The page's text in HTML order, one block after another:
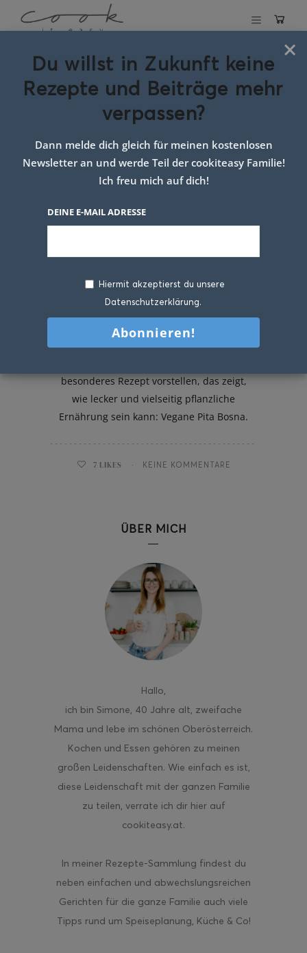
Schlagwort:
Rezept Pita
Vegane Pita Bosna
besonderes Rezept vorstellen, das zeigt,
wie lecker und vielseitig pflanzliche
Ernährung sein kann: Vegane Pita Bosna.
7 LIKES KEINE KOMMENTARE
ÜBER MICH
Hallo,
ich bin Simone, 40 Jahre alt, zweifache
Mama und lebe im schönen Oberösterreich.
Kochen und Essen gehören zu meinen
großen Leidenschaften. Wie einfach es ist,
diese Leidenschaft mit der ganzen Familie
zu teilen, verrate ich dir hier auf
cookiteasy.at.
In meiner Rezepte-Sammlung findest du
neben einfachen und abwechslungsreichen
Gerichten für die ganze Familie auch viele
Tipps rund um Speiseplanung, Küche & Co!
×
Du willst in Zukunft keine
Rezepte und Beiträge mehr
verpassen?
Dann melde dich gleich für meinen kostenlosen
Newsletter an und werde Teil der cookiteasy Familie!
Ich freu mich auf dich!
DEINE E-MAIL ADRESSE
Hiermit akzeptierst du unsere
Datenschutzerklärung.